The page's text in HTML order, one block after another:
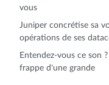
vous
Juniper concrétise sa
opérations de ses
Entendez-vous ce son
frappe d'une grande